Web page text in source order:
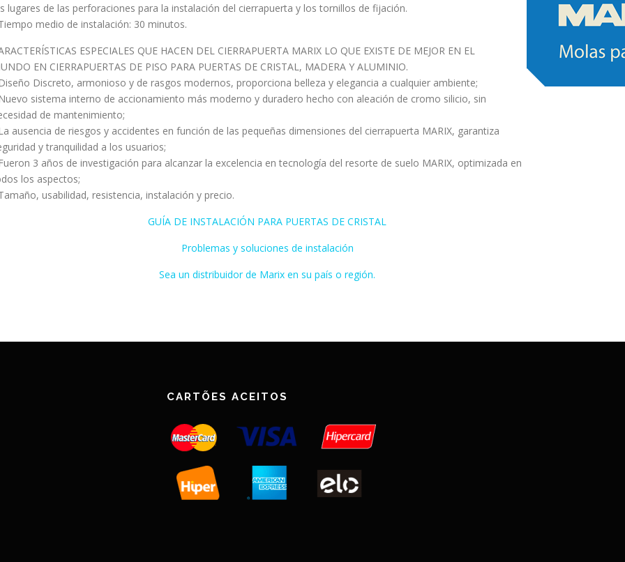
lugares de las perforaciones para la instalación del cierrapuerta y los tornillos de fijación.
medio de instalación: 30 minutos.
ESPECIALES QUE HACEN DEL CIERRAPUERTA MARIX LO QUE EXISTE DE MEJOR EN EL
EN CIERRAPUERTAS DE PISO PARA PUERTAS DE CRISTAL, MADERA Y ALUMINIO.
Discreto, armonioso y de rasgos modernos, proporciona belleza y elegancia a cualquier ambiente;
sistema interno de accionamiento más moderno y duradero hecho con aleación de cromo silicio, sin
de mantenimiento;
ausencia de riesgos y accidentes en función de las pequeñas dimensiones del cierrapuerta MARIX, garantiza
y tranquilidad a los usuarios;
3 años de investigación para alcanzar la excelencia en tecnología del resorte de suelo MARIX, optimizada en
los aspectos;
usabilidad, resistencia, instalación y precio.
GUÍA DE INSTALACIÓN PARA PUERTAS DE CRISTAL
Problemas y soluciones de instalación
Sea un distribuidor de Marix en su país o región.
CARTÕES ACEITOS